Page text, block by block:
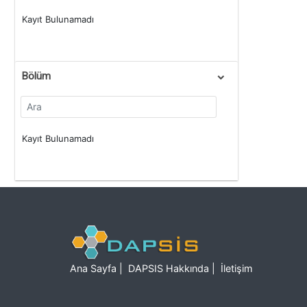
Kayıt Bulunamadı
Bölüm
Kayıt Bulunamadı
Ana Sayfa DAPSIS Hakkında İletişim